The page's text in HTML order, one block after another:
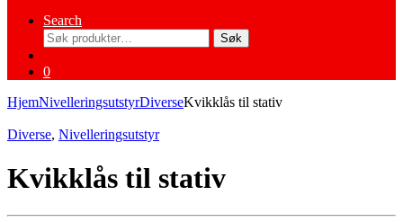
Search
Søk
etter:
Søk
0
HjemNivelleringsutstyrDiverseKvikklås til stativ
Diverse, Nivelleringsutstyr
Kvikklås til stativ